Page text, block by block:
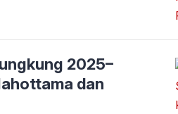
Dalam pandangannya,
2025–
dan